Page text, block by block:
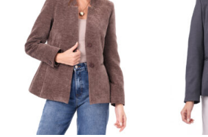
deseos